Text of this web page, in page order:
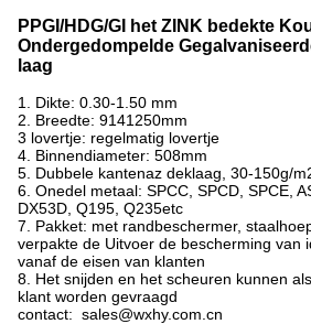
PPGI/HDG/GI het ZINK bedekte
Ondergedompelde
laag
1. Dikte: 0.30-1.50 mm
2. Breedte: 9141250mm
3 lovertje: regelmatig lovertje
4. Binnendiameter: 508mm
5. Dubbele kantenaz deklaag, 30-150g/
6. Onedel metaal: SPCC, SPCD, SPCE,
DX53D, Q195, Q235etc
7. Pakket: met randbeschermer,
verpakte de Uitvoer de bescherming van
vanaf de eisen van klanten
8. Het snijden en het scheuren kunnen
klant worden gevraagd
contact: sales@wxhy.com.cn